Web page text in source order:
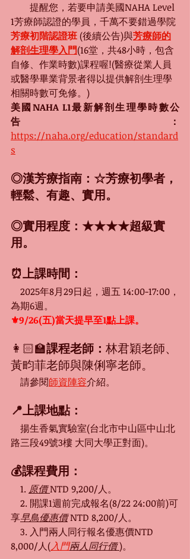
提醒您，若要申請美國NAHA Level
1芳療師認證的學員， 千萬不要錯過學院
芳療初階認證班 (後續公告)與芳療師的
解剖生理學入門(16堂，共48小時，包含
自修、作業時數)課程喔!(醫療從業人員
或醫學畢業背景者得以提供解剖生理學
相關時數可免修。)
美國NAHA L1最新解剖生理學時數公
告：
https://naha.org/education/standard
s
◎漢芳療指南： ☆芳療初學者，
輕鬆、有趣、實用。
◎實用程度： ★★★★超級實
用。
⏰上課時間：
2025年8月29日起，週五 14:00-17:00，
為期6週。
⚜9/26(五)當天提早至1點上課。
👩🏻‍🏫課程老師 ： 林君穎老師、
黃畇菲老師與陳俐寧老師。
請參閱師資陣容介紹。
📍上課地點：
揚生香氣實驗室(台北市中山區中山北
路三段49號3樓 大同大學正對面)。
💰課程費用：
1. 原價 NTD 9,200/人。
2. 開課1週前完成報名(8/22 24:00前)可
享早鳥優惠價 NTD 8,200/人。
3. 入門兩人同行報名優惠價NTD
8,000/人(入門兩人同行價 )。